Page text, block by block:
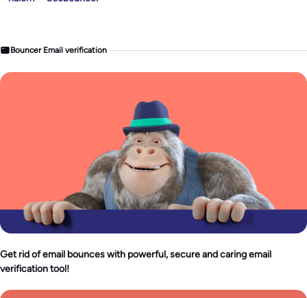
Bouncer Email verification
Get rid of email bounces with powerful, secure and caring email
verification tool!